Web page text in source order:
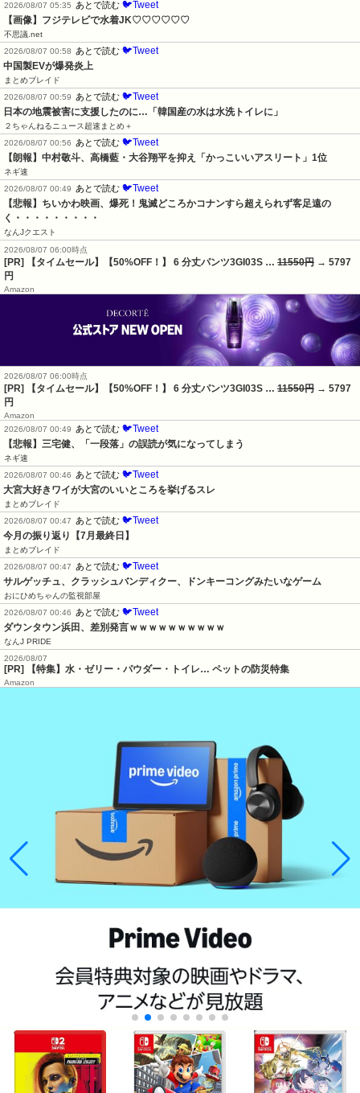
2026/08/07 05:35
あとで読む 🐦Tweet
【画像】フジテレビで水着JK♡♡♡♡♡♡
不思議.net
2026/08/07 00:58
あとで読む 🐦Tweet
中国製EVが爆発炎上
まとめブレイド
2026/08/07 00:59
あとで読む 🐦Tweet
日本の地震被害に支援したのに…「韓国産の水は水洗トイレに」
２ちゃんねるニュース超速まとめ＋
2026/08/07 00:56
あとで読む 🐦Tweet
【朗報】中村敬斗、高橋藍・大谷翔平を抑え「かっこいいアスリート」1位
ネギ速
2026/08/07 00:49
あとで読む 🐦Tweet
【悲報】ちいかわ映画、爆死！鬼滅どころかコナンすら超えられず客足遠の
く・・・・・・・・・
なんJクエスト
2026/08/07 06:00時点
[PR] 【タイムセール】【50%OFF！】 6 分丈パンツ3GI03S … 11550円 → 5797
円
Amazon
2026/08/07 06:00時点
[PR] 【タイムセール】【50%OFF！】 6 分丈パンツ3GI03S … 11550円 → 5797
円
Amazon
2026/08/07 00:49 あとで読む 🐦Tweet
【悲報】三宅健、「一段落」の誤読が気になってしまう
ネギ速
2026/08/07 00:46 あとで読む 🐦Tweet
大宮大好きワイが大宮のいいところを挙げるスレ
まとめブレイド
2026/08/07 00:47 あとで読む 🐦Tweet
今月の振り返り【7月最終日】
まとめブレイド
2026/08/07 00:47 あとで読む 🐦Tweet
サルゲッチュ、クラッシュバンディクー、ドンキーコングみたいなゲーム
おにひめちゃんの監視部屋
2026/08/07 00:46 あとで読む 🐦Tweet
ダウンタウン浜田、差別発言ｗｗｗｗｗｗｗｗｗｗ
なんJ PRIDE
2026/08/07
[PR] 【特集】水・ゼリー・パウダー・トイレ… ペットの防災特集
Amazon